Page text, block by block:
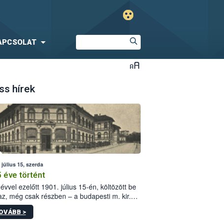
hírek
július 15, szerda
éve történt
ezelőtt 1901. július 15-én, költözött be
még csak részben – a budapesti m. kir.
vetőmagvizsgáló állomás a Kis Rókus utca
alatti, Czigler Győző által tervezett új
>